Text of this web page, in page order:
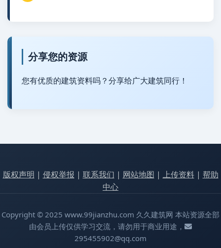
分享您的资源
您有优质的建筑资料吗？分享给广大建筑同行！
版权声明 | 侵权举报 | 联系我们 | 网站地图 | 上传资料| 帮助
中心
Copyright © 2025 www.99jianzhu.com 久久建筑网 本站资源全部
由会员上传仅供学习交流，请勿用于商业用途，
295455902@qq.com